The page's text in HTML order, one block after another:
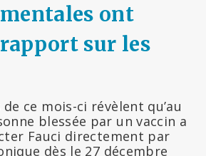
ont
sur les
ce mois-ci révèlent qu’au
blessée par un vaccin a
Fauci directement par
dès le 27 décembre